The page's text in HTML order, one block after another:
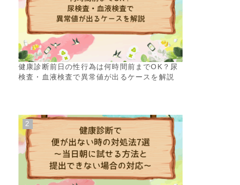
健康診断前日の性行為は何時間前までOK？尿
検査・血液検査で異常値が出るケースを解説